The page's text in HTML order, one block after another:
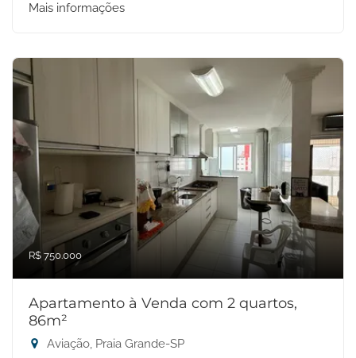
Mais informações
R$ 750.000
Apartamento à Venda com 2 quartos,
86m²
Aviação, Praia Grande-SP